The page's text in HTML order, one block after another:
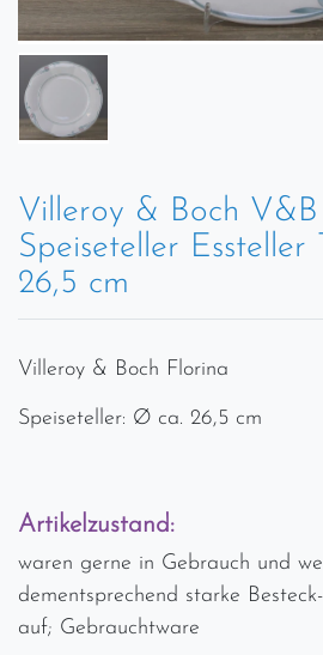
Villeroy & Boch
Speiseteller
26,5 cm
Villeroy & Boch Florina
Speiseteller: Ø ca. 26,5 cm
Artikelzustand:
waren gerne in Gebrauch und
dementsprechend starke
auf; Gebrauchtware